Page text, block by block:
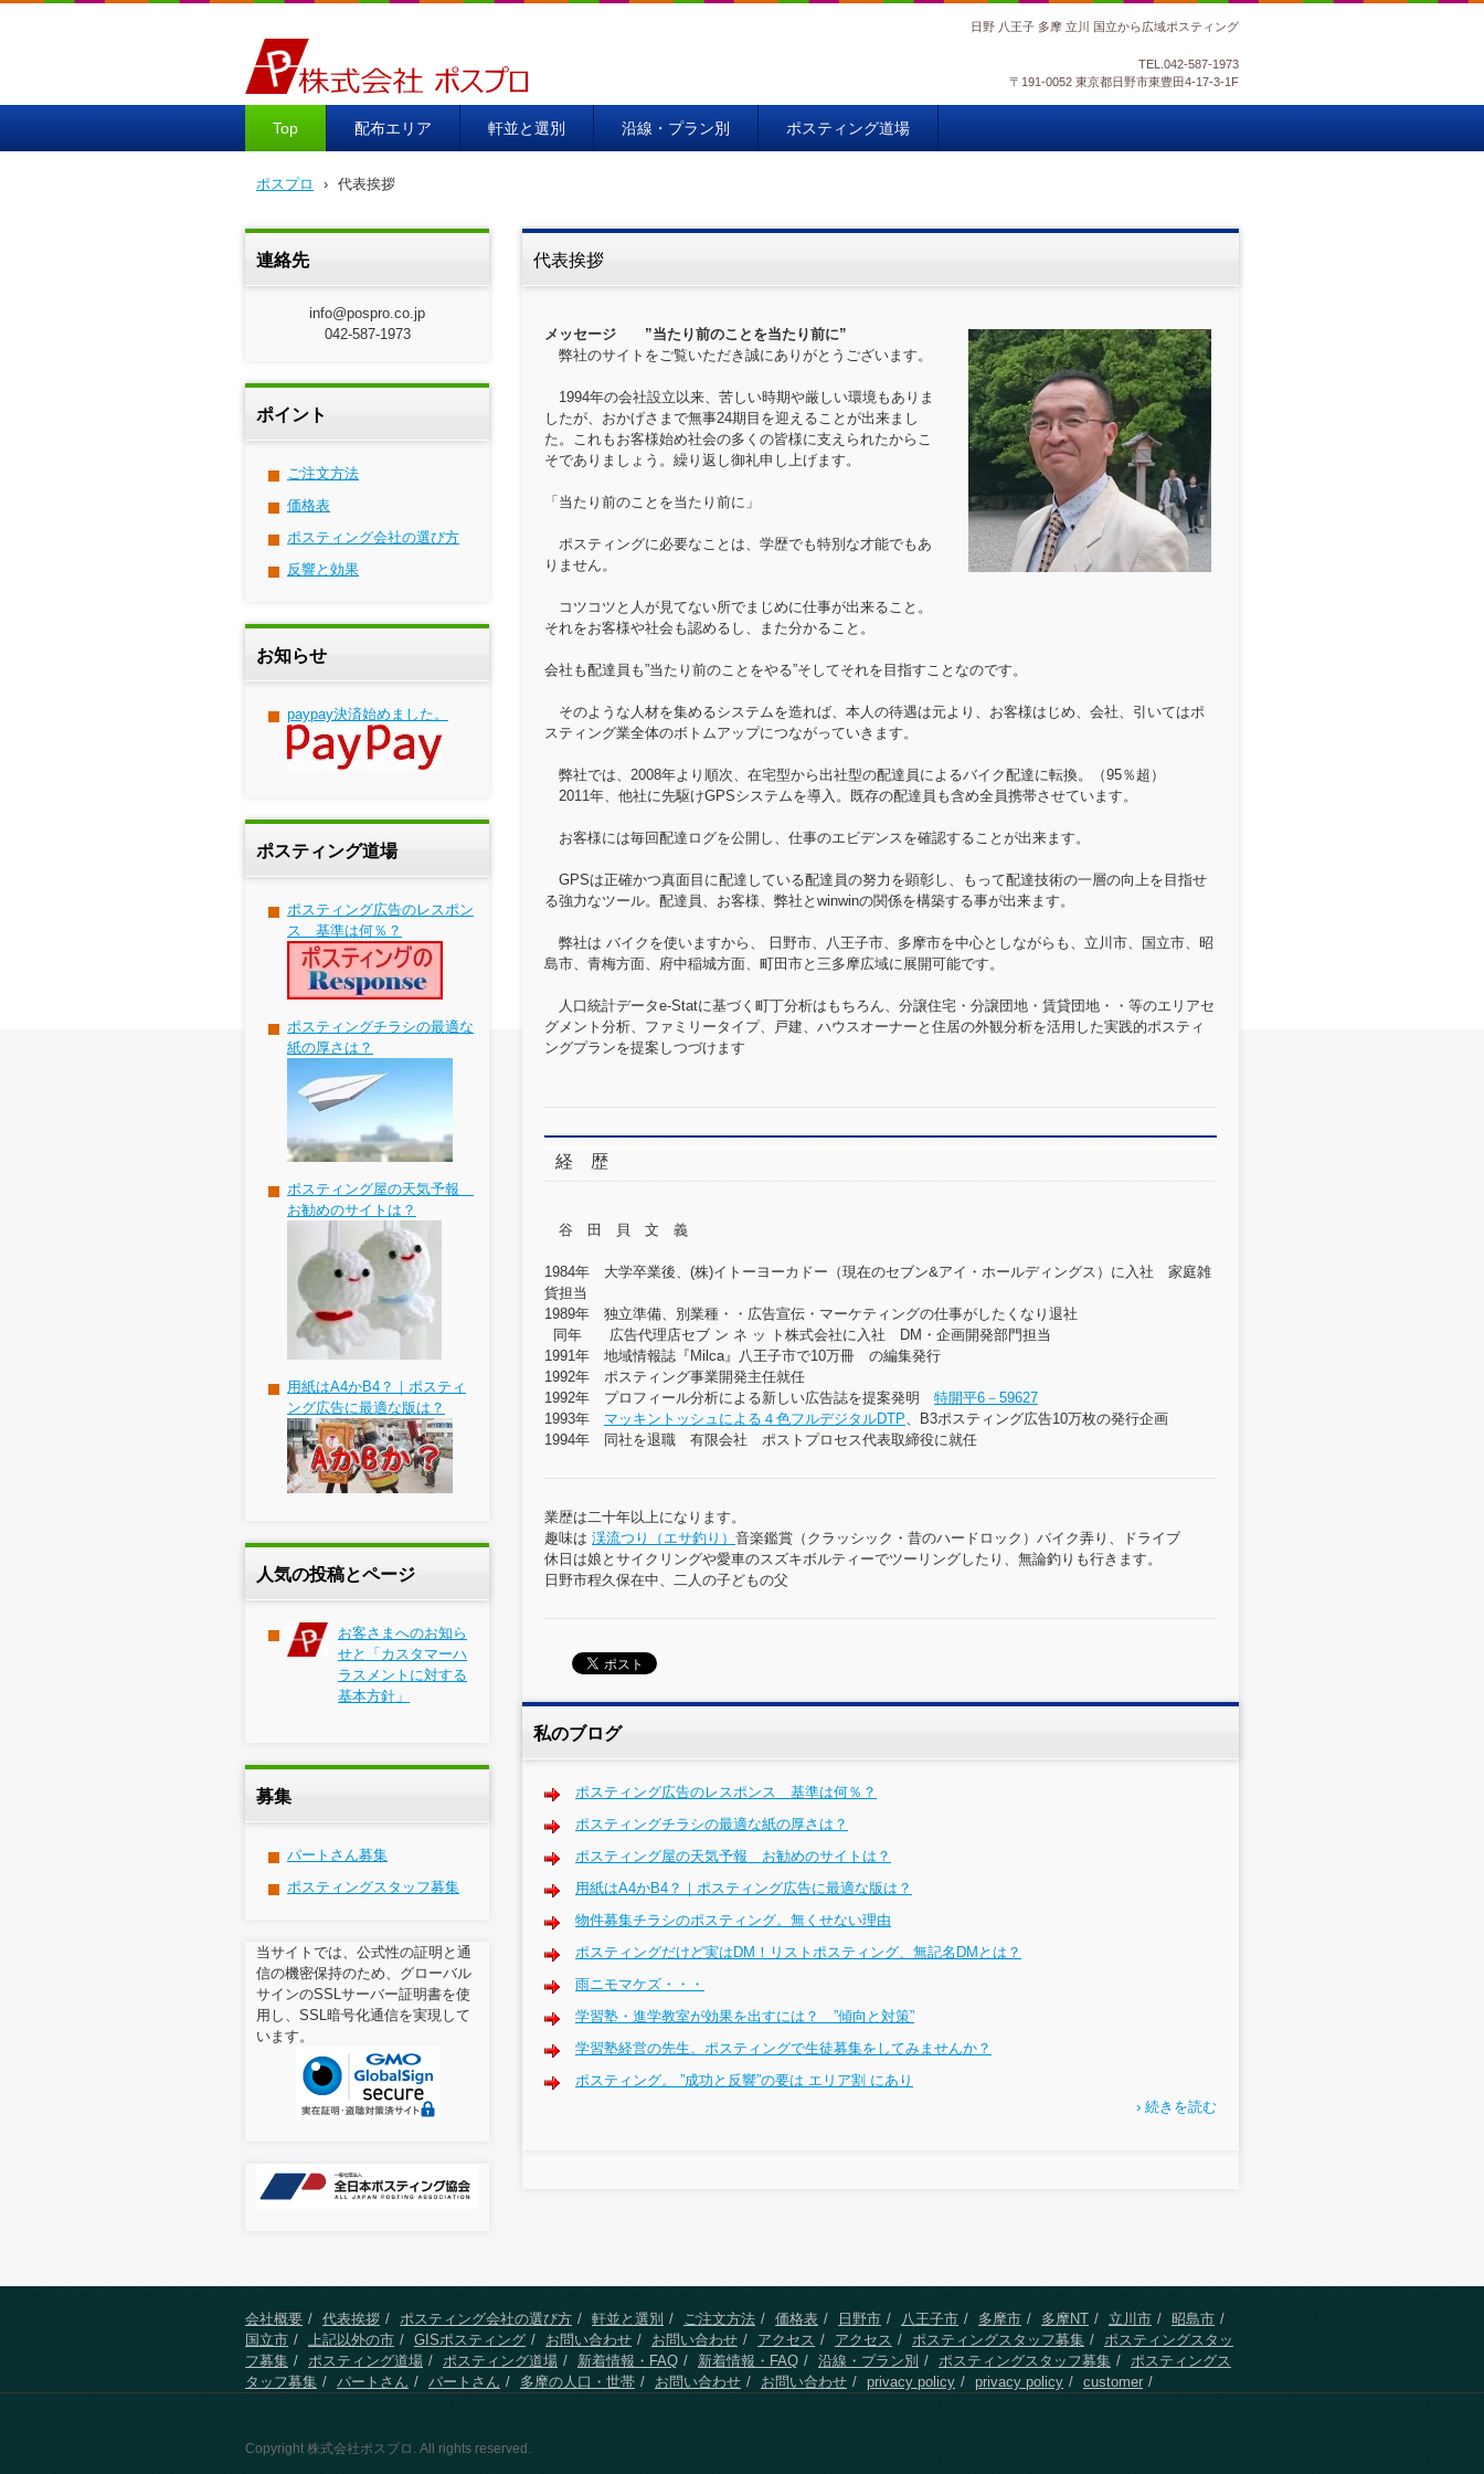
ポスプロ|GPSポスティング100％
日野 八王子 多摩 立川 国立から広域ポスティング
TEL. 042-587-1973
〒191-0052 東京都日野市東豊田4-17-3-1F
Top 配布エリア 軒並と選別 沿線・プラン別 ポスティング道場
ポスプロ › 代表挨拶
代表挨拶
メッセージ ”当たり前のことを当たり前に”
弊社のサイトをご覧いただき誠にありがとうございます。
1994年の会社設立以来、苦しい時期や厳しい環境もありま
したが、おかげさまで無事24期目を迎えることが出来まし
た。これもお客様始め社会の多くの皆様に支えられたからこ
そでありましょう。繰り返し御礼申し上げます。
「当たり前のことを当たり前に」
ポスティングに必要なことは、学歴でも特別な才能でもあ
りません。
コツコツと人が見てない所でまじめに仕事が出来ること。
それをお客様や社会も認めるし、また分かること。
会社も配達員も”当たり前のことをやる”そしてそれを目指すことなのです。
そのような人材を集めるシステムを造れば、本人の待遇は元より、お客様はじめ、会社、引いてはポ
スティング業全体のボトムアップにつながっていきます。
弊社では、2008年より順次、在宅型から出社型の配達員によるバイク配達に転換。（95％超）
2011年、他社に先駆けGPSシステムを導入。既存の配達員も含め全員携帯させています。
お客様には毎回配達ログを公開し、仕事のエビデンスを確認することが出来ます。
GPSは正確かつ真面目に配達している配達員の努力を顕彰し、もって配達技術の一層の向上を目指せ
る強力なツール。配達員、お客様、弊社とwinwinの関係を構築する事が出来ます。
弊社は バイクを使いますから、 日野市、八王子市、多摩市を中心としながらも、立川市、国立市、昭
島市、青梅方面、府中稲城方面、町田市と三多摩広域に展開可能です。
人口統計データe-Statに基づく町丁分析はもちろん、分譲住宅・分譲団地・賃貸団地・・等のエリアセ
グメント分析、ファミリータイプ、戸建、ハウスオーナーと住居の外観分析を活用した実践的ポスティ
ングプランを提案しつづけます
経 歴
谷 田 貝 文 義
1984年 大学卒業後、(株)イトーヨーカドー（現在のセブン&アイ・ホールディングス）に入社 家庭雑
貨担当
1989年 独立準備、別業種・・広告宣伝・マーケティングの仕事がしたくなり退社
同年 広告代理店セブ ン ネ ッ ト株式会社に入社 DM・企画開発部門担当
1991年 地域情報誌『Milca』八王子市で10万冊 の編集発行
1992年 ポスティング事業開発主任就任
1992年 プロフィール分析による新しい広告誌を提案発明 特開平6－59627
1993年 マッキントッシュによる４色フルデジタルDTP、B3ポスティング広告10万枚の発行企画
1994年 同社を退職 有限会社 ポストプロセス代表取締役に就任
業歴は二十年以上になります。
趣味は 渓流つり（エサ釣り） 音楽鑑賞（クラッシック・昔のハードロック）バイク弄り、ドライブ
休日は娘とサイクリングや愛車のスズキボルティーでツーリングしたり、無論釣りも行きます。
日野市程久保在中、二人の子どもの父
私のブログ
ポスティング広告のレスポンス 基準は何％？
ポスティングチラシの最適な紙の厚さは？
ポスティング屋の天気予報 お勧めのサイトは？
用紙はA4かB4？｜ポスティング広告に最適な版は？
物件募集チラシのポスティング。無くせない理由
ポスティングだけど実はDM！リストポスティング、無記名DMとは？
雨ニモマケズ・・・
学習塾・進学教室が効果を出すには？ ”傾向と対策”
学習塾経営の先生。ポスティングで生徒募集をしてみませんか？
ポスティング。 ”成功と反響”の要は エリア割 にあり
› 続きを読む
連絡先
info@pospro.co.jp
042-587-1973
ポイント
ご注文方法
価格表
ポスティング会社の選び方
反響と効果
お知らせ
paypay決済始めました。
ポスティング道場
ポスティング広告のレスポン
ス 基準は何％？
ポスティングチラシの最適な
紙の厚さは？
ポスティング屋の天気予報
お勧めのサイトは？
用紙はA4かB4？｜ポスティ
ング広告に最適な版は？
人気の投稿とページ
お客さまへのお知ら
せと「カスタマーハ
ラスメントに対する
基本方針」
募集
パートさん募集
ポスティングスタッフ募集
当サイトでは、公式性の証明と通
信の機密保持のため、グローバル
サインのSSLサーバー証明書を使
用し、SSL暗号化通信を実現して
います。
会社概要 代表挨拶 ポスティング会社の選び方 軒並と選別 ご注文方法 価格表 日野市 八王子市 多摩市 多摩NT 立川市
昭島市
国立市
上記以外の市 GISポスティング お問い合わせ お問い合わせ アクセス アクセス ポスティングスタッフ募集
ポスティングスタッ
フ募集
ポスティング道場 ポスティング道場 新着情報・FAQ 新着情報・FAQ 沿線・プラン別 ポスティングスタッフ募集
ポスティングス
タッフ募集
パートさん パートさん 多摩の人口・世帯 お問い合わせ お問い合わせ privacy policy privacy policy customer
Copyright 株式会社ポスプロ. All rights reserved.